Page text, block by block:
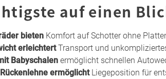
auf einen
bieten Komfort auf Schotter ohne
erleichtertTransport und
Babyschalen ermöglicht schnellen
ermöglichtLiegeposition für